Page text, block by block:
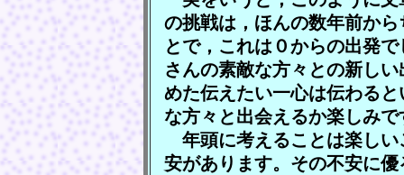
の挑戦は，ほんの数年前か
とで，これは０からの出発
さんの素敵な方々との新し
めた伝えたい一心は伝わる
な方々と出会えるか楽しみで
年頭に考えることは楽しい
安があります。その不安に